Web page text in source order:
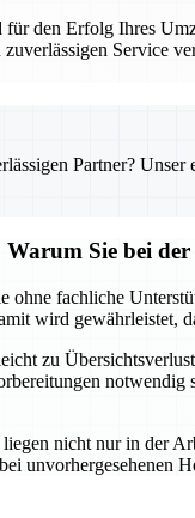
den Erfolg Ihres
Service
Partner?
Sie bei
fachliche
wird gewährleistet,
zu
nicht nur in der
unvorhergesehenen